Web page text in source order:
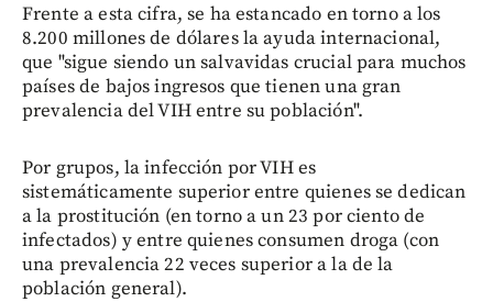
Frente a esta cifra, se ha estancado en torno a los
8.200 millones de dólares la ayuda internacional,
que "sigue siendo un salvavidas crucial para muchos
países de bajos ingresos que tienen una gran
prevalencia del VIH entre su población".
Por grupos, la infección por VIH es
sistemáticamente superior entre quienes se dedican
a la prostitución (en torno a un 23 por ciento de
infectados) y entre quienes consumen droga (con
una prevalencia 22 veces superior a la de la
población general).